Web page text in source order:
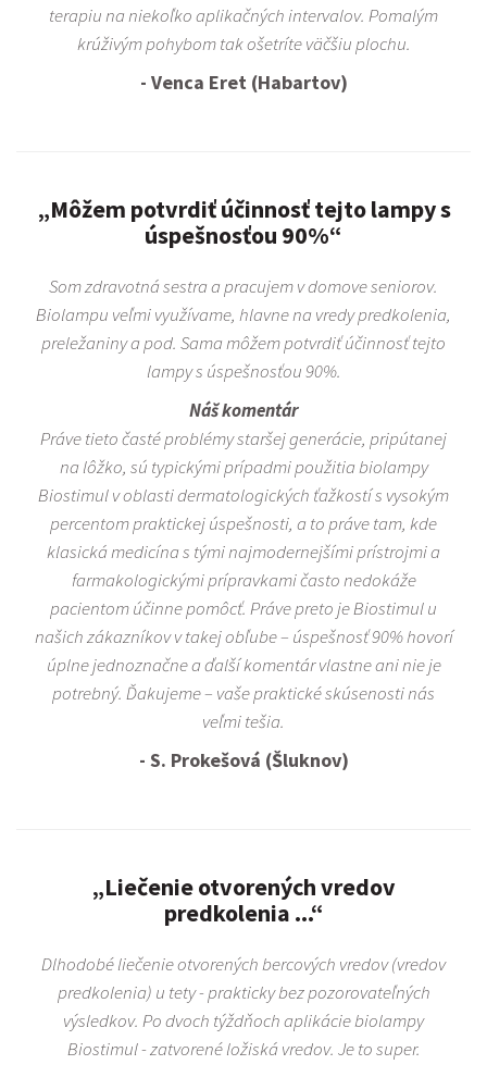
terapiu na niekoľko aplikačných intervalov. Pomalým
krúživým pohybom tak ošetríte väčšiu plochu.
- Venca Eret (Habartov)
„Môžem potvrdiť účinnosť tejto lampy s
úspešnosťou 90%“
Som zdravotná sestra a pracujem v domove seniorov.
Biolampu veľmi využívame, hlavne na vredy predkolenia,
preležaniny a pod. Sama môžem potvrdiť účinnosť tejto
lampy s úspešnosťou 90%.
Náš komentár
Práve tieto časté problémy staršej generácie, pripútanej
na lôžko, sú typickými prípadmi použitia biolampy
Biostimul v oblasti dermatologických ťažkostí s vysokým
percentom praktickej úspešnosti, a to práve tam, kde
klasická medicína s tými najmodernejšími prístrojmi a
farmakologickými prípravkami často nedokáže
pacientom účinne pomôcť. Práve preto je Biostimul u
našich zákazníkov v takej obľube – úspešnosť 90% hovorí
úplne jednoznačne a ďalší komentár vlastne ani nie je
potrebný. Ďakujeme – vaše praktické skúsenosti nás
veľmi tešia.
- S. Prokešová (Šluknov)
„Liečenie otvorených vredov
predkolenia ...“
Dlhodobé liečenie otvorených bercových vredov (vredov
predkolenia) u tety - prakticky bez pozorovateľných
výsledkov. Po dvoch týždňoch aplikácie biolampy
Biostimul - zatvorené ložiská vredov. Je to super.